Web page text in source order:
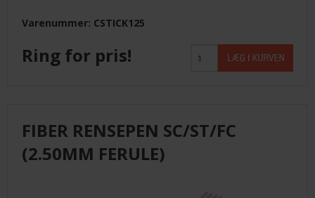
Varenummer: CSTICK125
Ring for pris!
FIBER RENSEPEN SC/ST/FC
(2.50MM FERULE)